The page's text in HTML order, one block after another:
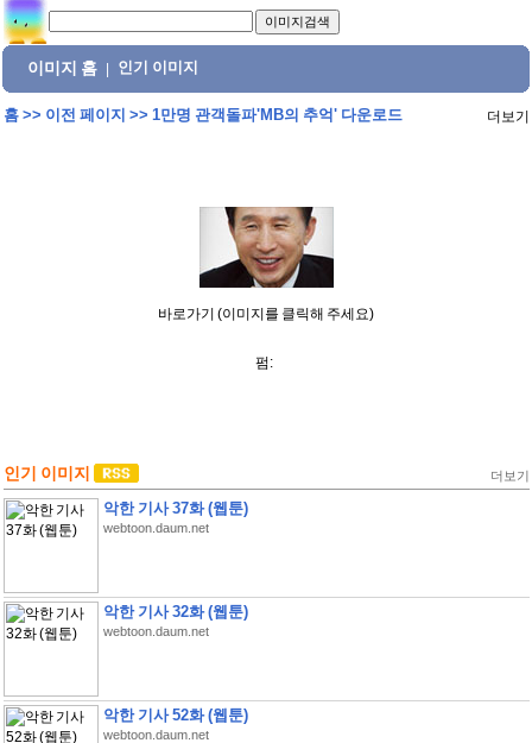
이미지 홈 인기 이미지
홈>> 이전 페이지 >> 1만명 관객돌파'MB의 추억' 다운로드 더보기
바로가기 (이미지를 클릭해 주세요)
펌:
인기 이미지 더보기
악한 기사 37화 (웹툰)
webtoon.daum.net
악한 기사 32화 (웹툰)
webtoon.daum.net
악한 기사 52화 (웹툰)
webtoon.daum.net